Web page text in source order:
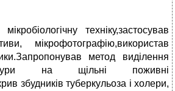
техніку,застосував
мікрофотографію,використав
метод виділення
на щільні поживні
збудників туберкульоза і холери,